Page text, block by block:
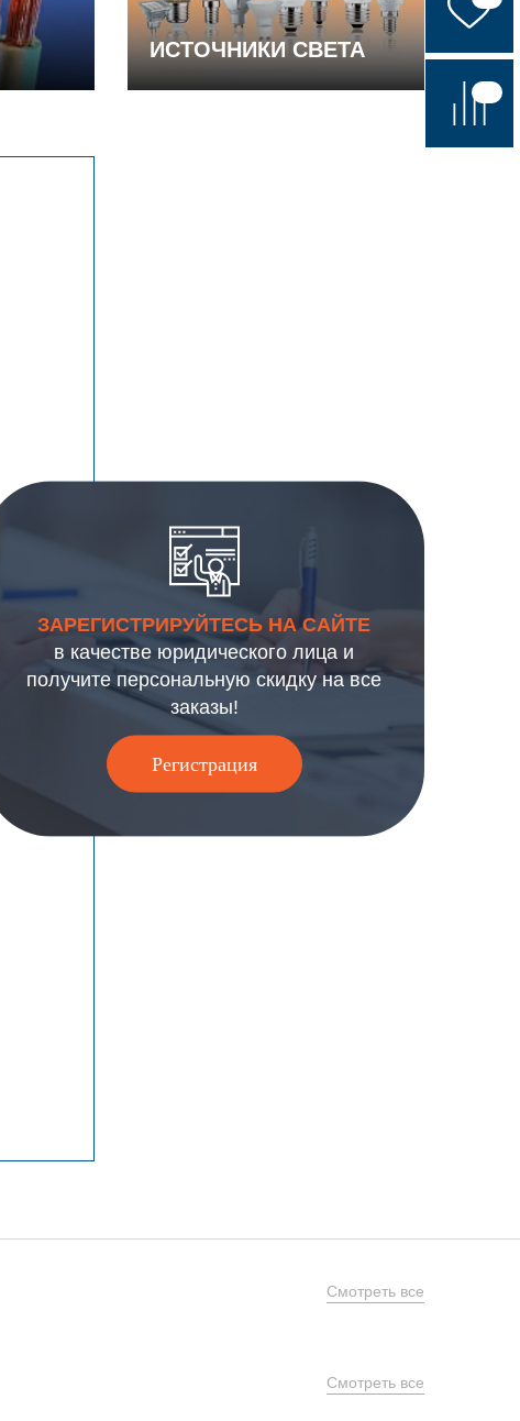
ИСТОЧНИКИ СВЕТА
ЗАРЕГИСТРИРУЙТЕСЬ НА САЙТЕ
в качестве юридического лица и
получите персональную скидку на все
заказы!
Регистрация
Смотреть все
Смотреть все